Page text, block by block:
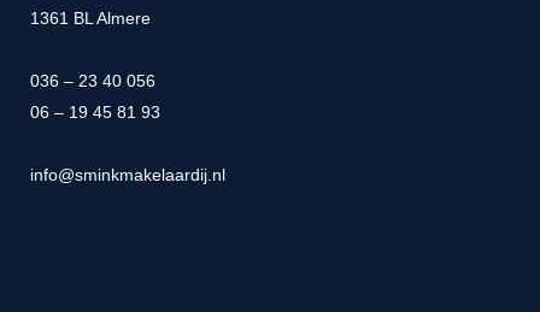
1361 BL Almere
036 – 23 40 056
06 – 19 45 81 93
info@sminkmakelaardij.nl